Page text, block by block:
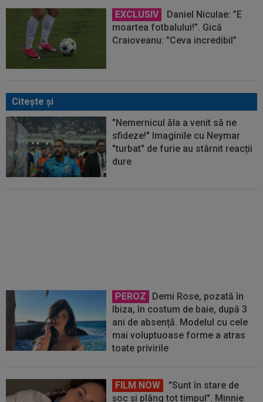
EXCLUSIV
Daniel Niculae: ”E
moartea fotbalului!”. Gică
Craioveanu: ”Ceva incredibil”
Citeşte şi
"Nemernicul ăla a venit să ne
sfideze!" Imaginile cu Neymar
"turbat" de furie au stârnit reacții
dure
PEROZ
Demi Rose, pozată în
Ibiza, în costum de baie, după 3
ani de absență. Modelul cu cele
mai voluptuoase forme a atras
toate privirile
FILM NOW
"Sunt în stare de
șoc și plâng tot timpul". Minnie